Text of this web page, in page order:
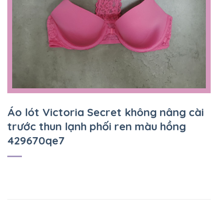
Áo lót Victoria Secret không nâng cài
trước thun lạnh phối ren màu hồng
429670qe7